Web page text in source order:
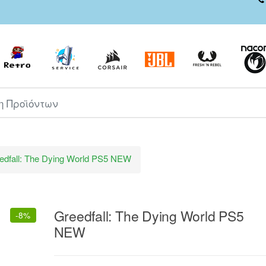
The Dying World PS5 NEW
-8%
Greedfall: The Dying World PS5
NEW